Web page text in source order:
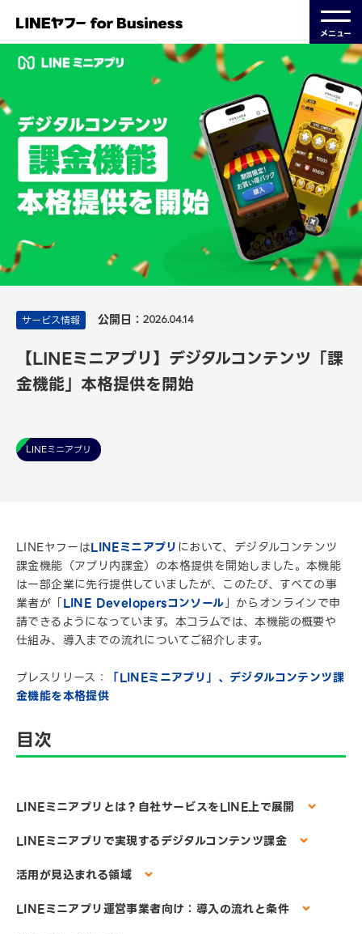
メニュー
サービス情報 公開日： 2026.04.14
【LINEミニアプリ】デジタルコンテンツ「課
金機能」本格提供を開始
LINEミニアプリ
LINEヤフーはLINEミニアプリにおいて、デジタルコンテンツ
課金機能（アプリ内課金）の本格提供を開始しました。本機能
は一部企業に先行提供していましたが、このたび、すべての事
業者が「LINE Developersコンソール」からオンラインで申
請できるようになっています。本コラムでは、本機能の概要や
仕組み、導入までの流れについてご紹介します。
プレスリリース：
「LINEミニアプリ」、デジタルコンテンツ課
金機能を本格提供
目次
LINEミニアプリとは？自社サービスをLINE上で展開
LINEミニアプリで実現するデジタルコンテンツ課金
活用が見込まれる領域
LINEミニアプリ運営事業者向け：導入の流れと条件